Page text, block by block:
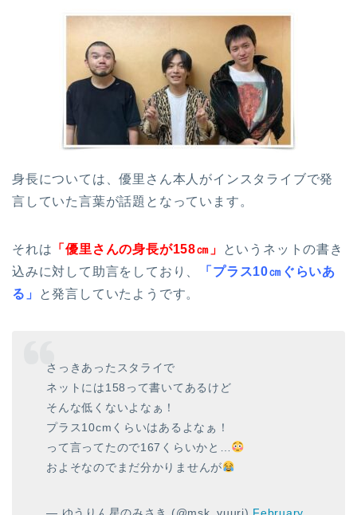
身長については、優里さん本人がインスタライブで発
言していた言葉が話題となっています。
それは 「優里さんの身長が158㎝」
というネットの書き
込みに対して助言をしており、
「プラス10㎝ぐらいあ
る」
と発言していたようです。
さっきあったスタライで
ネットには158って書いてあるけど
そんな低くないよなぁ！
プラス10cmくらいはあるよなぁ！
って言ってたので167くらいかと…
およそなのでまだ分かりませんが